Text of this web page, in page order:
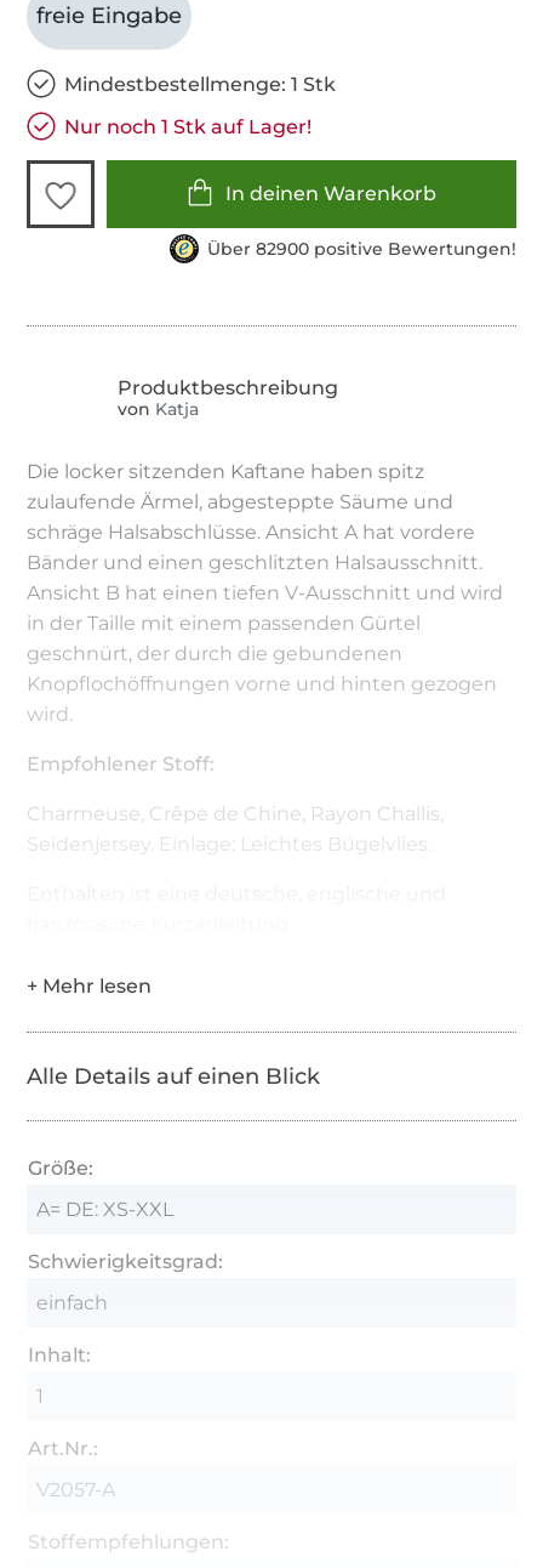
freie Eingabe
Mindestbestellmenge: 1 Stk
Nur noch 1 Stk auf Lager!
In deinen Warenkorb
Über 82900 positive Bewertungen!
von Katja
Die locker sitzenden Kaftane haben spitz
zulaufende Ärmel, abgesteppte Säume und
schräge Halsabschlüsse. Ansicht A hat vordere
Bänder und einen geschlitzten Halsausschnitt.
Ansicht B hat einen tiefen V-Ausschnitt und wird
in der Taille mit einem passenden Gürtel
geschnürt, der durch die gebundenen
Knopflochöffnungen vorne und hinten gezogen
wird.
Empfohlener Stoff:
Charmeuse, Crêpe de Chine, Rayon Challis,
Seidenjersey. Einlage: Leichtes Bügelvlies.
Alle Details auf einen Blick
Größe:
A= DE: XS-XXL
Schwierigkeitsgrad:
einfach
Inhalt:
1
Art.Nr.:
V2057-A
Stoffempfehlungen: